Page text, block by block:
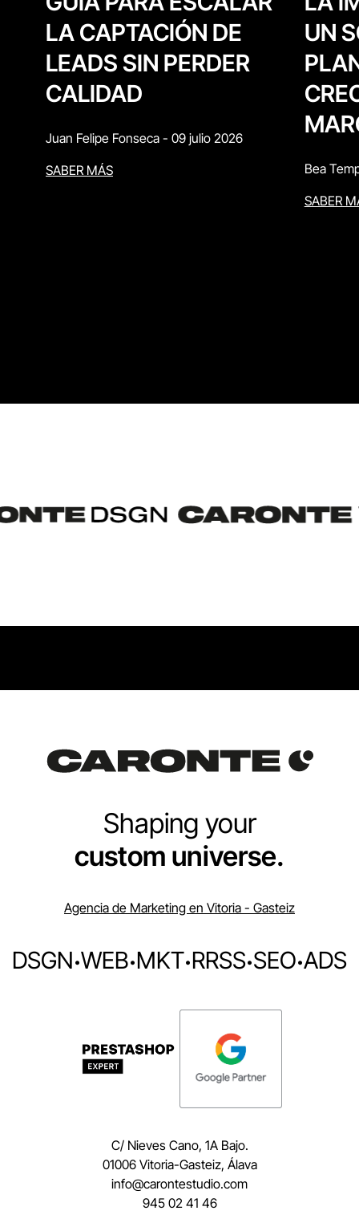
LA CAPTACIÓN DE
LEADS SIN PERDER
CALIDAD
Juan Felipe Fonseca - 09 julio 2026
SABER MÁS
UN
Bea
SABER
Shaping your
custom universe.
Agencia de Marketing en Vitoria - Gasteiz
DSGN·WEB·MKT·RRSS·SEO·ADS
C/ Nieves Cano, 1A Bajo.
01006 Vitoria-Gasteiz, Álava
moc.oidutsetnorac@ofni
945 02 41 46